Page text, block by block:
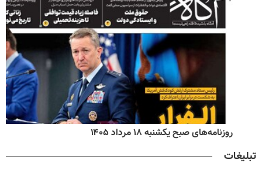
روزنامه‌های صبح یکشنبه ۱۸ مرداد ۱۴۰۵
تبلیغات